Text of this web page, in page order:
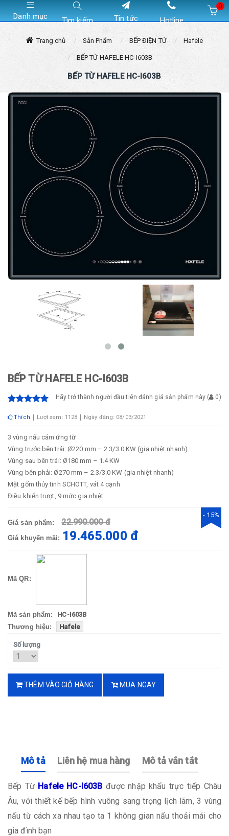
Danh mục Tìm kiếm Tin tức Hotline
0
Trang chủ Sản Phẩm BẾP ĐIỆN TỪ Hafele
BẾP TỪ HAFELE HC-I603B
BẾP TỪ HAFELE HC-I603B
BẾP TỪ HAFELE HC-I603B
Hãy trở thành người đầu tiên đánh giá sản phẩm này ( 0)
Thích Lượt xem: 1128 Ngày đăng: 08/03/2021
3 vùng nấu cảm ứng từ
Vùng trước bên trái: Ø220 mm – 2.3/3.0 KW (gia nhiệt nhanh)
Vùng sau bên trái: Ø180 mm – 1.4 KW
Vùng bên phải: Ø270 mm – 2.3/3.0 KW (gia nhiệt nhanh)
Mặt gốm thủy tinh SCHOTT, vát 4 cạnh
Điều khiển trượt, 9 mức gia nhiệt
Giá sản phẩm: 22.990.000 đ
Giá khuyến mãi: 19.465.000 đ
- 15%
Mã QR:
Mã sản phẩm:
HC-I603B
Thương hiệu:
Hafele
Số lượng
THÊM VÀO GIỎ HÀNG MUA NGAY
Mô tả Liên hệ mua hàng Mô tả vắn tắt
Bếp Từ Hafele HC-I603B được nhập khẩu trực tiếp Châu
Âu, với thiết kế bếp hình vuông sang trọng lịch lãm, 3 vùng
nấu từ cách xa nhau tạo ta 1 không gian nấu thoải mái cho
gia đình bạn